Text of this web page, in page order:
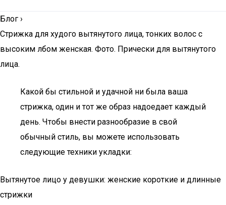
Блог ›
Стрижка для худого вытянутого лица, тонких волос с
высоким лбом женская. Фото. Прически для вытянутого
лица.
Какой бы стильной и удачной ни была ваша
стрижка, один и тот же образ надоедает каждый
день. Чтобы внести разнообразие в свой
обычный стиль, вы можете использовать
следующие техники укладки:
Вытянутое лицо у девушки: женские короткие и длинные
стрижки